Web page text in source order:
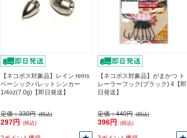
【ネコポス対象品】レイン reins
ベーシックバレットシンカー
1/4oz(7.0g)【即日発送】
定価：330円 (税込)
297円 (税込)
【ネコポス対象品】がまかつ ト
レーラーフック(ブラック) 4【即
日発送】
定価：440円 (税込)
396円 (税込)